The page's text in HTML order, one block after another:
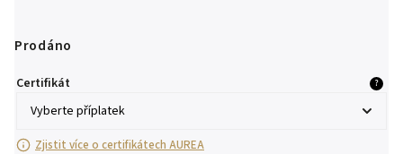
Prodáno
Certifikát ?
Zjistit více o certifikátech AUREA